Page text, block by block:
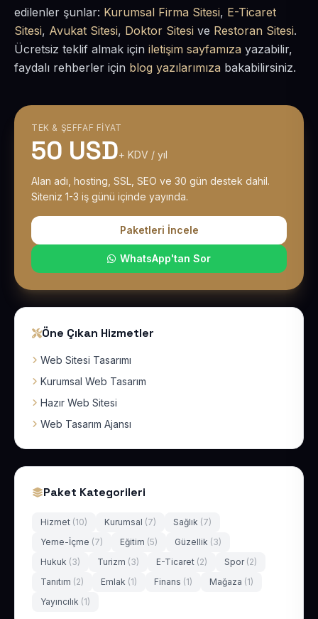
edilenler şunlar: Kurumsal Firma Sitesi, E-Ticaret
Sitesi, Avukat Sitesi, Doktor Sitesi ve Restoran Sitesi.
Ücretsiz teklif almak için iletişim sayfamıza yazabilir,
faydalı rehberler için blog yazılarımıza bakabilirsiniz.
TEK & ŞEFFAF FIYAT
50 USD+ KDV / yıl
Alan adı, hosting, SSL, SEO ve 30 gün destek dahil.
Siteniz 1-3 iş günü içinde yayında.
Paketleri İncele
WhatsApp'tan Sor
Öne Çıkan Hizmetler
Web Sitesi Tasarımı
Kurumsal Web Tasarım
Hazır Web Sitesi
Web Tasarım Ajansı
Paket Kategorileri
Hizmet (10) Kurumsal (7) Sağlık (7)
Yeme-İçme (7) Eğitim (5) Güzellik (3)
Hukuk (3) Turizm (3) E-Ticaret (2) Spor (2)
Tanıtım (2) Emlak (1) Finans (1) Mağaza (1)
Yayıncılık (1)